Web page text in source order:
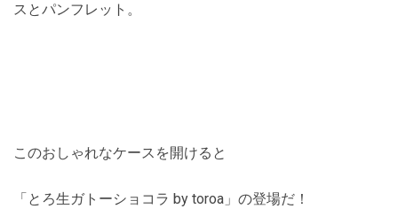
スとパンフレット。
このおしゃれなケースを開けると
「とろ生ガトーショコラ by toroa」の登場だ！